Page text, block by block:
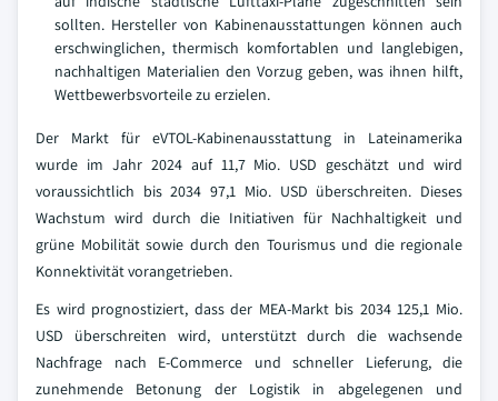
sollten. Hersteller von Kabinenausstattungen können auch
erschwinglichen, thermisch komfortablen und langlebigen,
nachhaltigen Materialien den Vorzug geben, was ihnen hilft,
Wettbewerbsvorteile zu erzielen.
Der Markt für eVTOL-Kabinenausstattung in Lateinamerika
wurde im Jahr 2024 auf 11,7 Mio. USD geschätzt und wird
voraussichtlich bis 2034 97,1 Mio. USD überschreiten. Dieses
Wachstum wird durch die Initiativen für Nachhaltigkeit und
grüne Mobilität sowie durch den Tourismus und die regionale
Konnektivität vorangetrieben.
Es wird prognostiziert, dass der MEA-Markt bis 2034 125,1 Mio.
USD überschreiten wird, unterstützt durch die wachsende
Nachfrage nach E-Commerce und schneller Lieferung, die
zunehmende Betonung der Logistik in abgelegenen und